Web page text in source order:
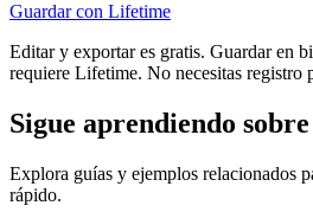
Guardar con Lifetime
Editar y exportar es gratis. Guardar en
requiere Lifetime. No necesitas registro
Sigue aprendiendo sobre
Explora guías y ejemplos relacionados
rápido.